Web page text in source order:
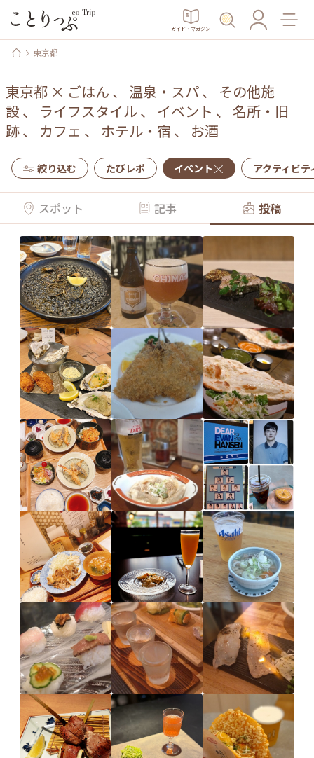
ガイド・マガジン
東京都
東京都 × ごはん 、 温泉・スパ、 その他施
設、 ライフスタイル、 イベント 、 名所・旧
跡、 カフェ 、 ホテル・宿 、 お酒
絞り込む たびレポ イベント アクティビテ
スポット 記事 投稿